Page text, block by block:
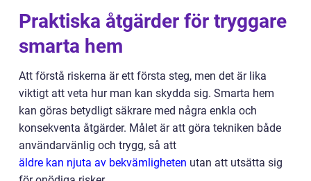
Praktiska åtgärder för tryggare
smarta hem
Att förstå riskerna är ett första steg, men det är lika
viktigt att veta hur man kan skydda sig. Smarta hem
kan göras betydligt säkrare med några enkla och
konsekventa åtgärder. Målet är att göra tekniken både
användarvänlig och trygg, så att
äldre kan njuta av bekvämligheten utan att utsätta sig